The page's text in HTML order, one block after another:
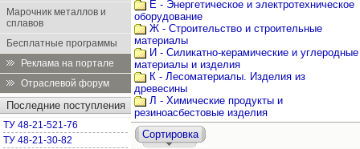
Марочник металлов и
сплавов
Бесплатные программы
Реклама на портале
Отраслевой форум
Последние поступления
ТУ 48-21-521-76
ТУ 48-21-30-82
Е - Энергетическое и электротехническое
оборудование
Ж - Строительство и строительные
материалы
И - Силикатно-керамические и углеродные
материалы и изделия
К - Лесоматериалы. Изделия из
древесины
Л - Химические продукты и
резиноасбестовые изделия
Сортировка